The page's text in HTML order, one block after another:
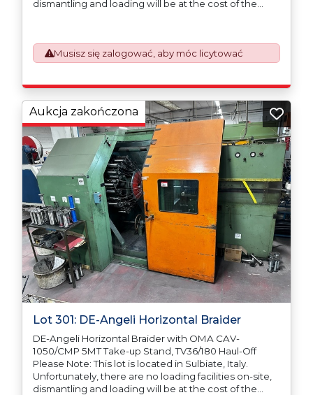
dismantling and loading will be at the cost of the
Musisz się zalogować, aby móc licytować
Lot 301: DE-Angeli Horizontal Braider
DE-Angeli Horizontal Braider with OMA CAV-
1050/CMP 5MT Take-up Stand, TV36/180 Haul-Off
Please Note: This lot is located in Sulbiate, Italy.
Unfortunately, there are no loading facilities on-site,
dismantling and loading will be at the cost of the
Aukcja zakończona